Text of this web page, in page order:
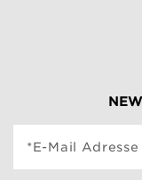
*E-Mail Adresse